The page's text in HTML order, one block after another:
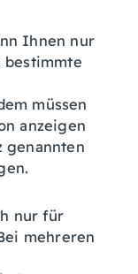
Ihnen nur
bestimmte
müssen
anzeigen
genannten
nur für
mehreren